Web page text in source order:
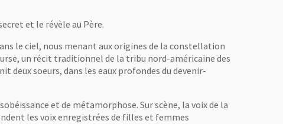
et le révèle au Père.
le ciel, nous menant aux origines de la constellation
un récit traditionnel de la tribu nord-américaine des
deux soeurs, dans les eaux profondes du devenir-
et de métamorphose. Sur scène, la voix de la
les voix enregistrées de filles et femmes